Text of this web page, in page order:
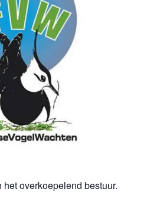
overkoepelend bestuur.